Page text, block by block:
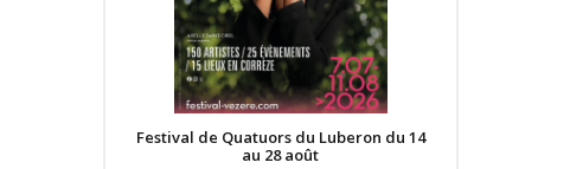
Festival de Quatuors du Luberon du 14
au 28 août